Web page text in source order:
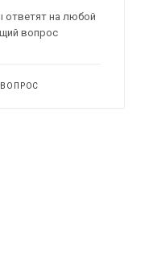
ответят на любой
вопрос
ВОПРОС